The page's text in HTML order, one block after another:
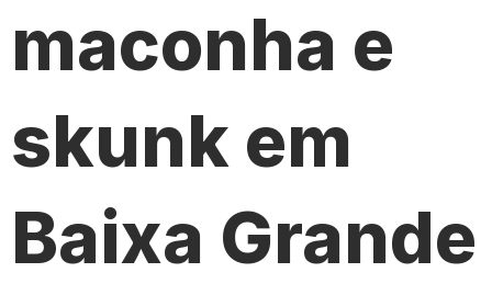
maconha e
skunk em
Baixa Grande